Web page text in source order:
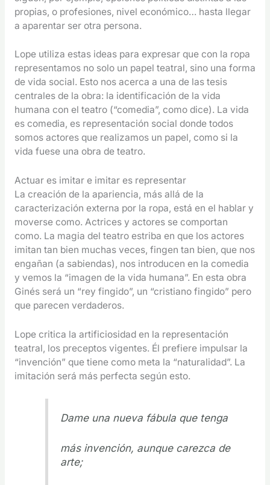
propias, o profesiones, nivel económico… hasta llegar
a aparentar ser otra persona.
Lope utiliza estas ideas para expresar que con la ropa
representamos no solo un papel teatral, sino una forma
de vida social. Esto nos acerca a una de las tesis
centrales de la obra: la identificación de la vida
humana con el teatro (“comedia”, como dice). La vida
es comedia, es representación social donde todos
somos actores que realizamos un papel, como si la
vida fuese una obra de teatro.
Actuar es imitar e imitar es representar
La creación de la apariencia, más allá de la
caracterización externa por la ropa, está en el hablar y
moverse como. Actrices y actores se comportan
como. La magia del teatro estriba en que los actores
imitan tan bien muchas veces, fingen tan bien, que nos
engañan (a sabiendas), nos introducen en la comedia
y vemos la “imagen de la vida humana”. En esta obra
Ginés será un “rey fingido”, un “cristiano fingido” pero
que parecen verdaderos.
Lope critica la artificiosidad en la representación
teatral, los preceptos vigentes. Él prefiere impulsar la
“invención” que tiene como meta la “naturalidad”. La
imitación será más perfecta según esto.
Dame una nueva fábula que tenga
más invención, aunque carezca de
arte;